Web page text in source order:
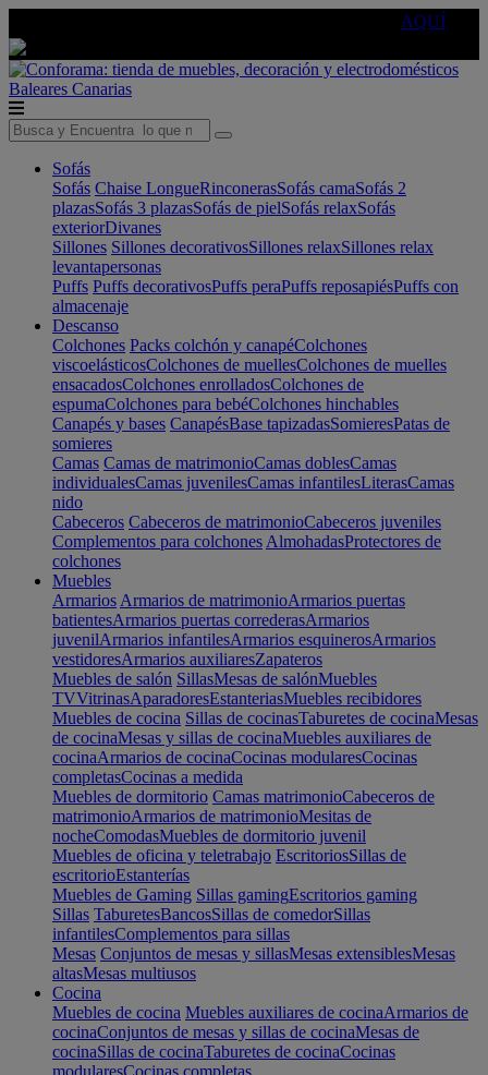
AQUÍ
Baleares Canarias
Sofás
Sofás Chaise LongueRinconerasSofás camaSofás 2
plazasSofás 3 plazasSofás de pielSofás relaxSofás
exteriorDivanes
Sillones Sillones decorativosSillones relaxSillones relax
levantapersonas
Puffs Puffs decorativosPuffs peraPuffs reposapiésPuffs con
almacenaje
Descanso
Colchones Packs colchón y canapéColchones
viscoelásticosColchones de muellesColchones de muelles
ensacadosColchones enrolladosColchones de
espumaColchones para bebéColchones hinchables
Canapés y bases CanapésBase tapizadasSomieresPatas de
somieres
Camas Camas de matrimonioCamas doblesCamas
individualesCamas juvenilesCamas infantilesLiterasCamas
nido
Cabeceros Cabeceros de matrimonioCabeceros juveniles
Complementos para colchones AlmohadasProtectores de
colchones
Muebles
Armarios Armarios de matrimonioArmarios puertas
batientesArmarios puertas correderasArmarios
juvenilArmarios infantilesArmarios esquinerosArmarios
vestidoresArmarios auxiliaresZapateros
Muebles de salón SillasMesas de salónMuebles
TVVitrinasAparadoresEstanteriasMuebles recibidores
Muebles de cocina Sillas de cocinasTaburetes de cocinaMesas
de cocinaMesas y sillas de cocinaMuebles auxiliares de
cocinaArmarios de cocinaCocinas modularesCocinas
completasCocinas a medida
Muebles de dormitorio Camas matrimonioCabeceros de
matrimonioArmarios de matrimonioMesitas de
nocheComodasMuebles de dormitorio juvenil
Muebles de oficina y teletrabajo EscritoriosSillas de
escritorioEstanterías
Muebles de Gaming Sillas gamingEscritorios gaming
Sillas TaburetesBancosSillas de comedorSillas
infantilesComplementos para sillas
Mesas Conjuntos de mesas y sillasMesas extensiblesMesas
altasMesas multiusos
Cocina
Muebles de cocina Muebles auxiliares de cocinaArmarios de
cocinaConjuntos de mesas y sillas de cocinaMesas de
cocinaSillas de cocinaTaburetes de cocinaCocinas
modularesCocinas completas